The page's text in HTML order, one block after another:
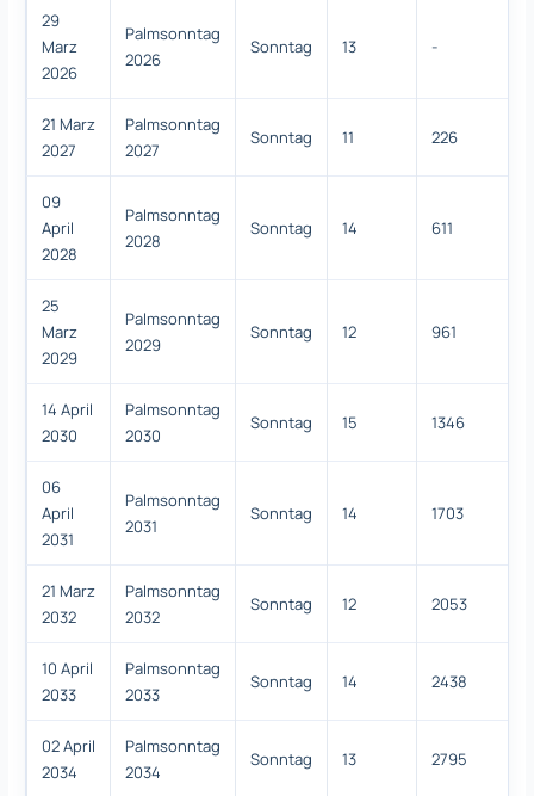
29
Marz
2026
Palmsonntag
2026
Sonntag 13 -
21 Marz
2027
Palmsonntag
2027
Sonntag 11 226
09
April
2028
Palmsonntag
2028
Sonntag 14 611
25
Marz
2029
Palmsonntag
2029
Sonntag 12 961
14 April
2030
Palmsonntag
2030
Sonntag 15 1346
06
April
2031
Palmsonntag
2031
Sonntag 14 1703
21 Marz
2032
Palmsonntag
2032
Sonntag 12 2053
10 April
2033
Palmsonntag
2033
Sonntag 14 2438
02 April
2034
Palmsonntag
2034
Sonntag 13 2795